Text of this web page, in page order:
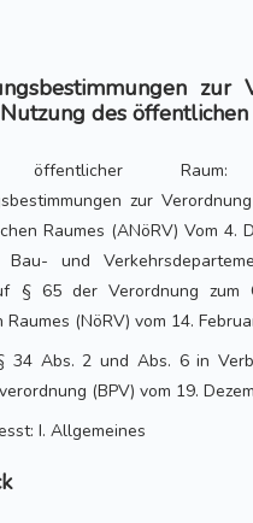
zur
des öffentlichen
öffentlicher Raum:
zur
Raumes (ANöRV) Vom 4.
Bau- und
§ 65 der Verordnung zum
(NöRV) vom 14.
34 Abs. 2 und Abs. 6 in
(BPV) vom 19.
I. Allgemeines